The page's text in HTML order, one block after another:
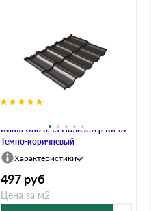
Kvinta Uno 0,45 Полиэстер RR 32
Темно-коричневый
Характеристики
497 руб
Цена за м2